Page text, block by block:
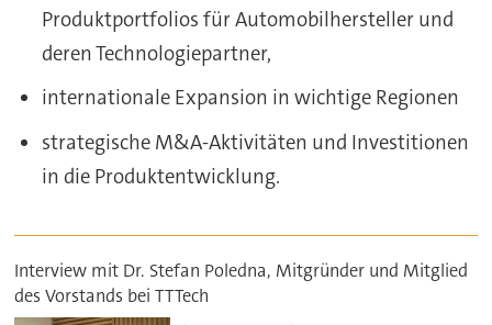
Produktportfolios für Automobilhersteller und
deren Technologiepartner,
internationale Expansion in wichtige Regionen
strategische M&A-Aktivitäten und Investitionen
in die Produktentwicklung.
Interview mit Dr. Stefan Poledna, Mitgründer und Mitglied
des Vorstands bei TTTech